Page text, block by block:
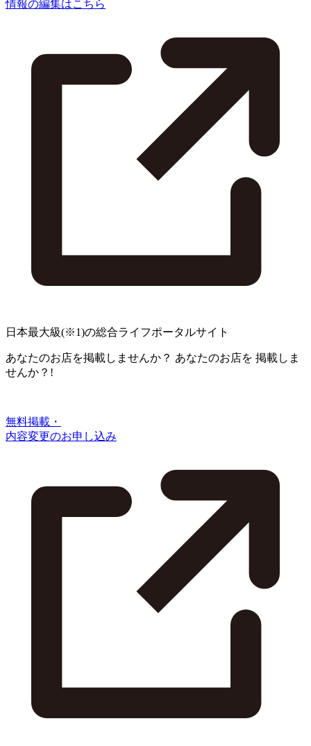
情報の編集はこちら
日本最大級(※1)の総合ライフポータルサイト
あなたのお店を掲載しませんか？ あなたのお店を 掲載しま
せんか？!
無料掲載・
内容変更のお申し込み